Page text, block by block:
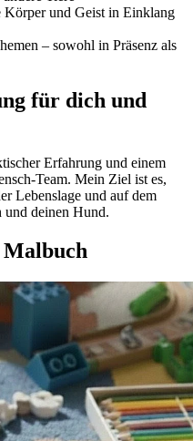
Körper und Geist in Einklang
– sowohl in Präsenz als
für dich und
Erfahrung und einem
Team. Mein Ziel ist es,
Lebenslage und auf dem
deinen Hund.